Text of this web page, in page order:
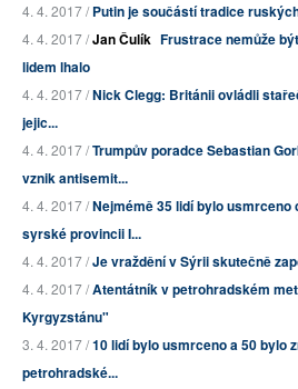
4. 4. 2017 /Putin je součástí tradice
4. 4. 2017 /Jan Čulík Frustrace nemůže
lidem lhalo
4. 4. 2017 /Nick Clegg: Británii ovládli
jejic...
4. 4. 2017 /Trumpův poradce Sebastian
vznik antisemit...
4. 4. 2017 /Nejmémě 35 lidí bylo
syrské provincii I...
4. 4. 2017 /Je vraždění v Sýrii skutečně
4. 4. 2017 /Atentátník v petrohradském
Kyrgyzstánu"
3. 4. 2017 /10 lidí bylo usmrceno a 50 bylo
petrohradské...